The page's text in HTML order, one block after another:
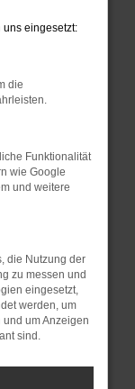
einem
Stand
dazu
nicht mehr
uns eingesetzt:
die
Funktionalität
wie Google
und weitere
die Nutzung der
zu messen und
eingesetzt,
werden, um
um Anzeigen
sind.